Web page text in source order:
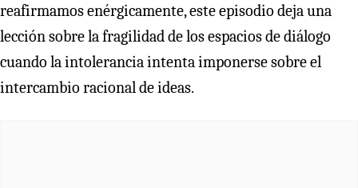
reafirmamos enérgicamente, este episodio deja una
lección sobre la fragilidad de los espacios de diálogo
cuando la intolerancia intenta imponerse sobre el
intercambio racional de ideas.